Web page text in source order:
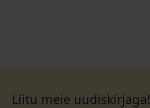
Liitu meie uudiskirjaga!